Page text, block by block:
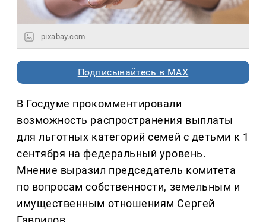
pixabay.com
Подписывайтесь в MAX
В Госдуме прокомментировали
возможность распространения выплаты
для льготных категорий семей с детьми к 1
сентября на федеральный уровень.
Мнение выразил председатель комитета
по вопросам собственности, земельным и
имущественным отношениям Сергей